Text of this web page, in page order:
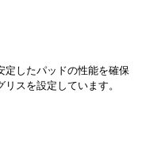
定したパッドの性能を確保
スを設定しています。